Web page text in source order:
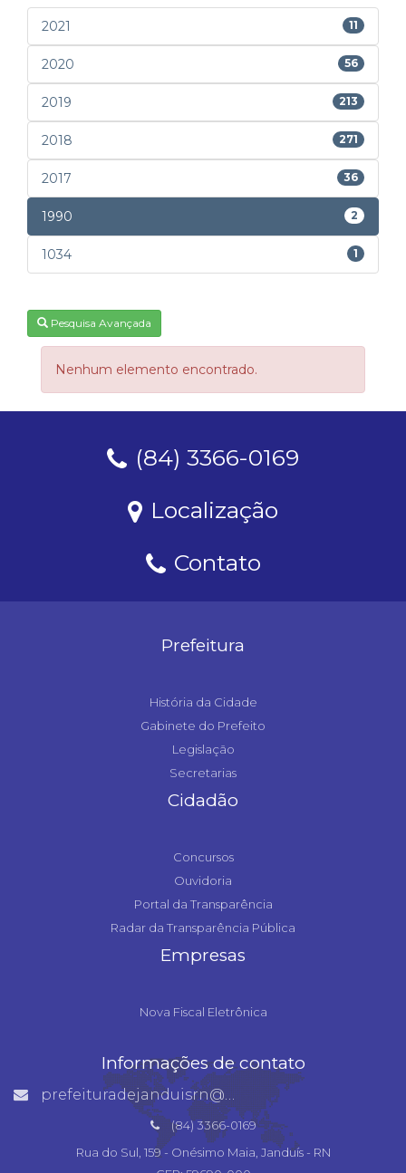
2021 11
2020 56
2019 213
2018 271
2017 36
1990 2
1034 1
Pesquisa Avançada
Nenhum elemento encontrado.
(84) 3366-0169
Localização
Contato
Prefeitura
História da Cidade
Gabinete do Prefeito
Legislação
Secretarias
Cidadão
Concursos
Ouvidoria
Portal da Transparência
Radar da Transparência Pública
Empresas
Nova Fiscal Eletrônica
Informações de contato
prefeituradejanduisrn@gmail.com
(84) 3366-0169
Rua do Sul, 159 - Onésimo Maia, Janduís - RN